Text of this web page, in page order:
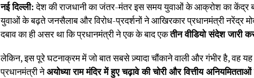
नई दिल्ली:देश की राजधानी का जंतर-मंतर इस समय युवाओं के आक्रोश का केंद्र
युवाओं के बढ़ते जनसैलाब और विरोध-प्रदर्शनों ने आखिरकार प्रधानमंत्री नरेंद्र
दबाव का ही असर था कि प्रधानमंत्री ने एक के बाद एकतीन वीडियो संदेश जारी
लेकिन, इस पूरे घटनाक्रम में जो बात सबसे ज़्यादा चौंकाने वाली और गंभीर है, वह
प्रधानमंत्री नेअयोध्या राम मंदिर में हुए चढ़ावे की चोरी और वित्तीय